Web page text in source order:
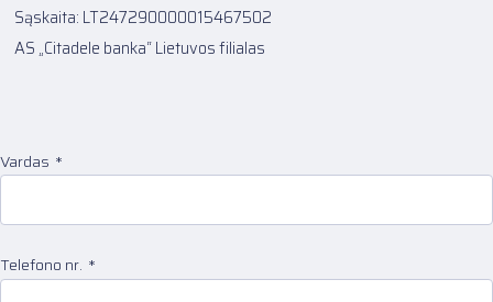
Sąskaita: LT247290000015467502
AS „Citadele banka“ Lietuvos filialas
Vardas
Telefono nr.